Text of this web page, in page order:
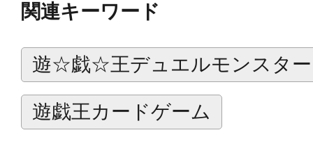
関連キーワード
遊☆戯☆王デュエルモンスタ
遊戯王カードゲーム